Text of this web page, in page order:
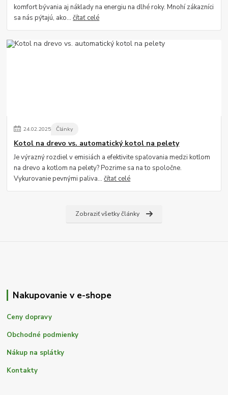
komfort bývania aj náklady na energiu na dlhé roky. Mnohí zákazníci
sa nás pýtajú, ako...čítať celé
24.02.2025 Články
Kotol na drevo vs. automatický kotol na pelety
Je výrazný rozdiel v emisiách a efektivite spaľovania medzi kotlom
na drevo a kotlom na pelety? Pozrime sa na to spoločne.
Vykurovanie pevnými paliva...čítať celé
Zobraziť všetky články
Nakupovanie v e-shope
Ceny dopravy
Obchodné podmienky
Nákup na splátky
Kontakty